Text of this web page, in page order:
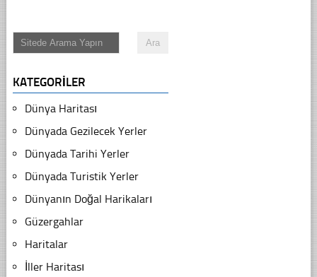
KATEGORILER
Dünya Haritası
Dünyada Gezilecek Yerler
Dünyada Tarihi Yerler
Dünyada Turistik Yerler
Dünyanın Doğal Harikaları
Güzergahlar
Haritalar
İller Haritası